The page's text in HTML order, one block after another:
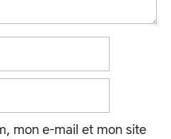
mon e-mail et mon site